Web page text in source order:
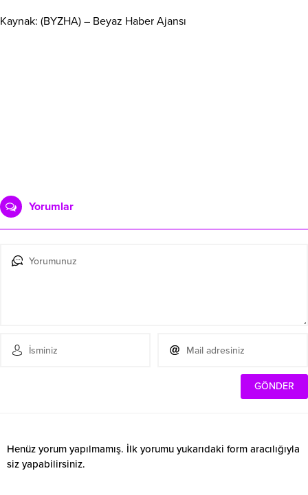
Kaynak: (BYZHA) – Beyaz Haber Ajansı
Yorumlar
Henüz yorum yapılmamış. İlk yorumu yukarıdaki form aracılığıyla
siz yapabilirsiniz.